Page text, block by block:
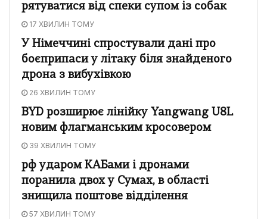
рятуватися від спеки супом із собак
17 ХВИЛИН ТОМУ
У Німеччині спростували дані про
боєприпаси у літаку біля знайденого
дрона з вибухівкою
26 ХВИЛИН ТОМУ
BYD розширює лінійку Yangwang U8L
новим флагманським кросовером
39 ХВИЛИН ТОМУ
рф ударом КАБами і дронами
поранила двох у Сумах, в області
знищила поштове відділення
57 ХВИЛИН ТОМУ